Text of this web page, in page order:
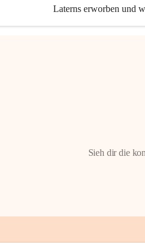
Laterns erworben und
Sieh dir die